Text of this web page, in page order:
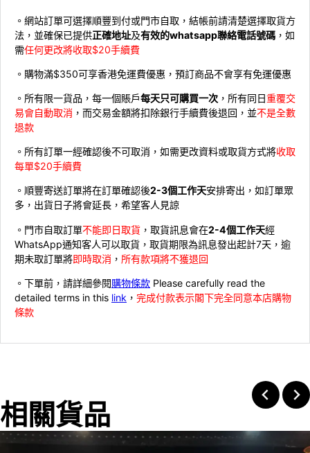
。網站訂單可選擇順豐到付或門市自取，結帳前請清楚選擇取貨方
法，並確保已提供正確地址及有效的whatsapp聯絡電話號碼 ，如
需任何更改將收取$20手續費
。購物滿$350可享香港免運費優惠，預訂商品不會享有免運優惠
。所有限一貨品，每一個賬戶每天只可購買一次 ，所有同日重覆交
易會自動取消 ，而交易金額將扣除銀行手續費後退回，並不是全數
退款
。所有訂單一經確認後不可取消，如需更改資料或取貨方式將收取
每單$20手續費
。順豐寄送訂單將在訂單確認後2-3個工作天安排寄出，如訂單眾
多，出貨日子將會延長，希望客人見諒
。門市自取訂單不能即日取貨 ，取貨訊息會在2-4個工作天經
WhatsApp通知客人可以取貨，取貨期限為訊息發出起計7天，逾
期未取訂單將即時取消 ， 所有款項將不獲退回
。下單前，請詳細參閱購物條款 Please carefully read the
detailed terms in this link ， 完成付款表示閣下完全同意本店購物
條款
相關貨品